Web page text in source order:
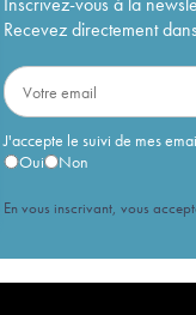
Recevez directement
J'accepte le suivi de mes
Oui
Non
En vous inscrivant, vous